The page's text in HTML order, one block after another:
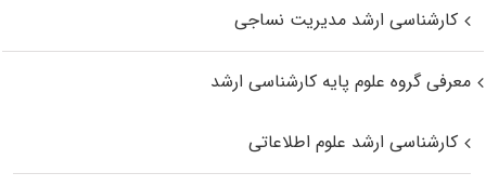
کارشناسی ارشد مدیریت نساجی
معرفی گروه علوم پایه کارشناسی ارشد
کارشناسی ارشد علوم اطلاعاتی